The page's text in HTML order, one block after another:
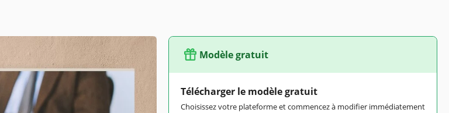
Modèle gratuit
Télécharger le modèle gratuit
Choisissez votre plateforme et commencez à modifier immédiatement